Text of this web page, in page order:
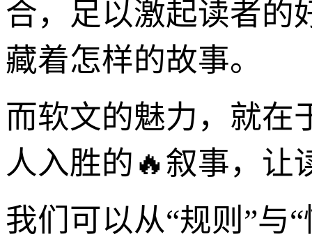
合，足以激起读者的
藏着怎样的故事。
而软文的魅力，就在
人入胜的🔥叙事，让
我们可以从“规则”与